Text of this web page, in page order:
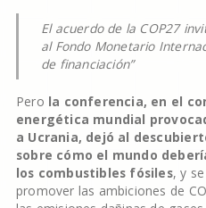
El acuerdo de la COP27
al Fondo Monetario
de financiación”
Pero la conferencia, en el
energética mundial
a Ucrania, dejó al
sobre cómo el mundo
los combustibles fósiles, y
promover las ambiciones de